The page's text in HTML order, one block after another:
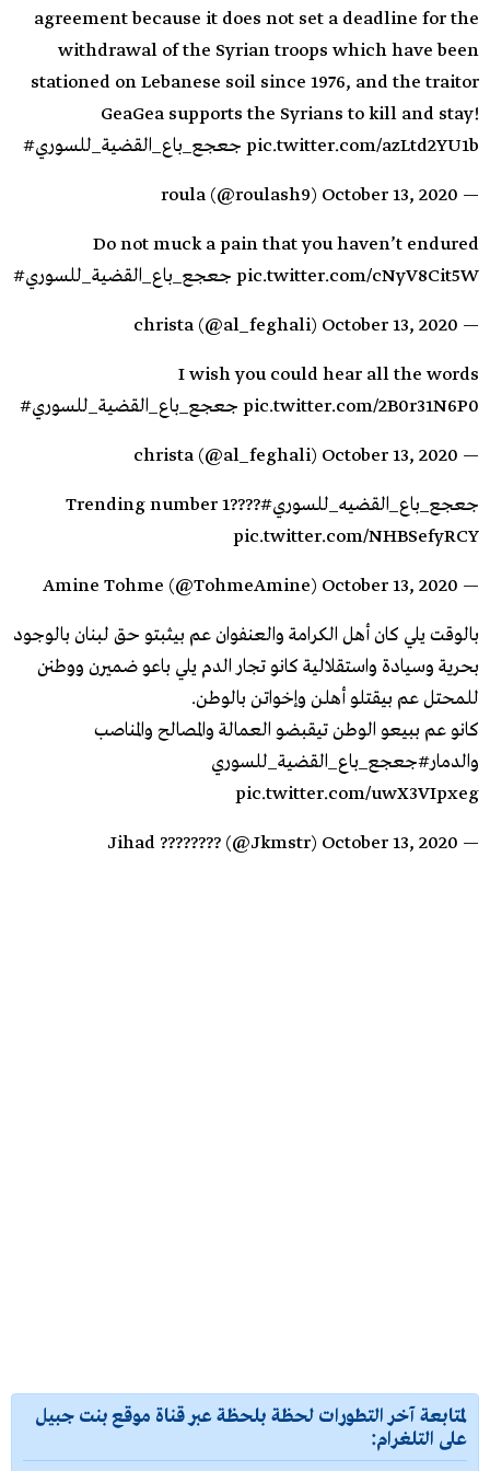
agreement because it does not set a deadline for the
withdrawal of the Syrian troops which have been
stationed on Lebanese soil since 1976, and the traitor
GeaGea supports the Syrians to kill and stay!
#جعجع_باع_القضية_للسوري pic.twitter.com/azLtd2YU1b
— roula (@roulash9)
October 13, 2020
Do not muck a pain that you haven’t endured
#جعجع_باع_القضية_للسوري pic.twitter.com/cNyV8Cit5W
— christa (@al_feghali)
October 13, 2020
I wish you could hear all the words
#جعجع_باع_القضية_للسوري pic.twitter.com/2B0r31N6P0
— christa (@al_feghali)
October 13, 2020
Trending number 1???? #جعجع_باع_القضيه_للسوري
pic.twitter.com/NHBSefyRCY
— Amine Tohme (@TohmeAmine)
October 13, 2020
بالوقت يلي كان أهل الكرامة والعنفوان عم بيثبتو حق لبنان بالوجود
بحرية وسيادة واستقلالية كانو تجار الدم يلي باعو ضميرن ووطنن
للمحتل عم بيقتلو أهلن وإخواتن بالوطن.
كانو عم ببيعو الوطن تيقبضو العمالة والمصالح والمناصب
والدمار#جعجع_باع_القضية_للسوري
pic.twitter.com/uwX3VIpxeg
— Jihad ???????? (@Jkmstr)
October 13, 2020
لمتابعة آخر التطورات لحظة بلحظة عبر قناة موقع بنت جبيل
على التلغرام: